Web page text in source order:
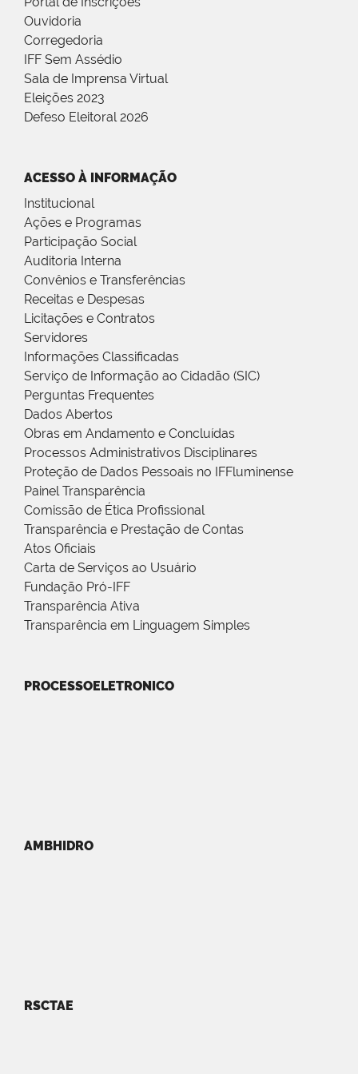
Ouvidoria
Corregedoria
IFF Sem Assédio
Sala de Imprensa Virtual
Eleições 2023
Defeso Eleitoral 2026
ACESSO À INFORMAÇÃO
Institucional
Ações e Programas
Participação Social
Auditoria Interna
Convênios e Transferências
Receitas e Despesas
Licitações e Contratos
Servidores
Informações Classificadas
Serviço de Informação ao Cidadão (SIC)
Perguntas Frequentes
Dados Abertos
Obras em Andamento e Concluídas
Processos Administrativos Disciplinares
Proteção de Dados Pessoais no IFFluminense
Painel Transparência
Comissão de Ética Profissional
Transparência e Prestação de Contas
Atos Oficiais
Carta de Serviços ao Usuário
Fundação Pró-IFF
Transparência Ativa
Transparência em Linguagem Simples
PROCESSOELETRONICO
AMBHIDRO
RSCTAE